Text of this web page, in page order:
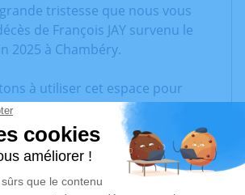
grande tristesse que nous vous
de François JAY survenu le
2025 à Chambéry.
à utiliser cet espace pour
partager des photos
ou exprimer vos pensées
ou des textes. Cet endroit
dédié à honorer la
JAY.